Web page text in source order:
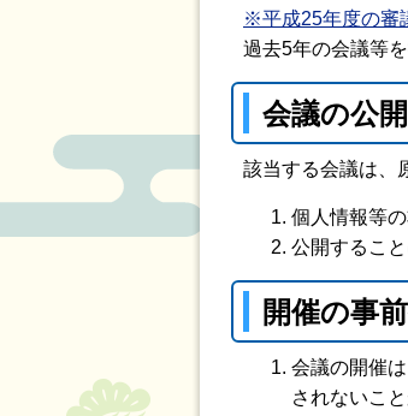
※平成25年度の審
過去5年の会議等
会議の公
該当する会議は、
個人情報等
公開するこ
開催の事
会議の開催
されないこ